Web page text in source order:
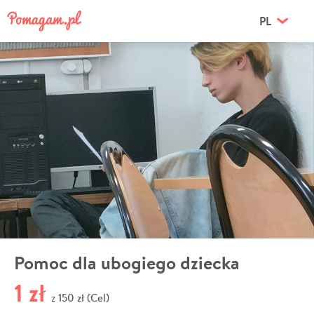
PL
Pomoc dla ubogiego dziecka
1 zł z 150 zł (Cel)